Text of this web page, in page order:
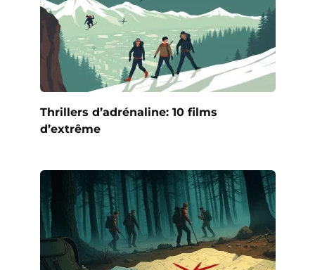
Thrillers d’adrénaline: 10 films
d’extrême